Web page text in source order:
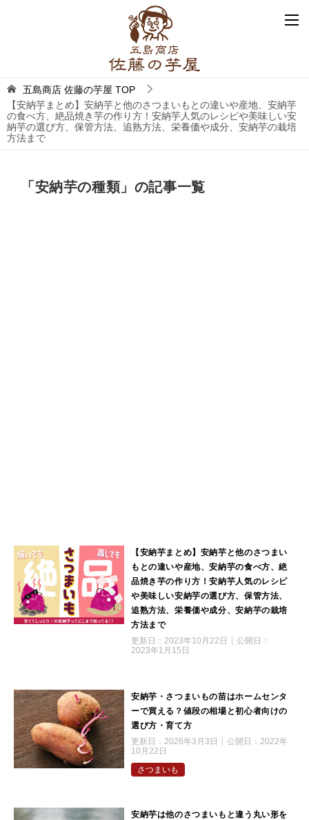
五島商店 佐藤の芋屋 TOP
【安納芋まとめ】安納芋と他のさつまいもとの違いや産地、安納芋
の食べ方、絶品焼き芋の作り方！安納芋人気のレシピや美味しい安
納芋の選び方、保管方法、追熟方法、栄養価や成分、安納芋の栽培
方法まで
「安納芋の種類」の記事一覧
【安納芋まとめ】安納芋と他のさつまい
もとの違いや産地、安納芋の食べ方、絶
品焼き芋の作り方！安納芋人気のレシピ
や美味しい安納芋の選び方、保管方法、
追熟方法、栄養価や成分、安納芋の栽培
方法まで
更新日： 2023年10月22日
公開日：
2023年1月15日
安納芋・さつまいもの苗はホームセンタ
ーで買える？値段の相場と初心者向けの
選び方・育て方
更新日： 2026年3月3日 公開日： 2022年
10月22日
さつまいも
安納芋は他のさつまいもと違う丸い形を